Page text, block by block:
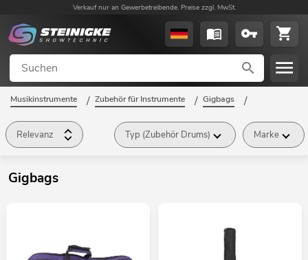
Verkauf nur an Gewerbetreibende. Preise zzgl. MwSt.
Musikinstrumente / Zubehör für Instrumente / Gigbags /
Relevanz Typ (Zubehör Drums) Marke
Gigbags